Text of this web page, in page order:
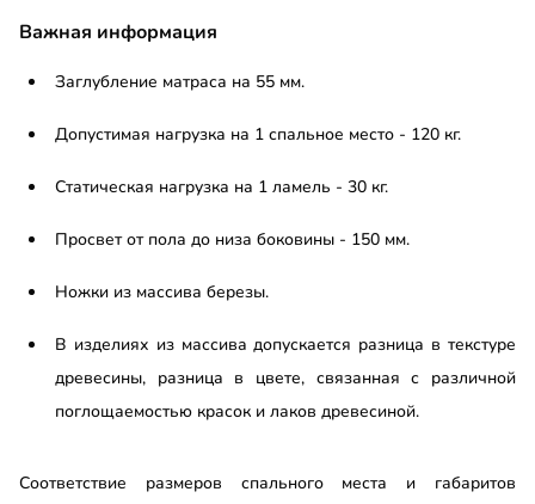
Важная информация
Заглубление матраса на 55 мм.
Допустимая нагрузка на 1 спальное место - 120 кг.
Статическая нагрузка на 1 ламель - 30 кг.
Просвет от пола до низа боковины - 150 мм.
Ножки из массива березы.
В изделиях из массива допускается разница в текстуре
древесины, разница в цвете, связанная с различной
поглощаемостью красок и лаков древесиной.
Соответствие размеров спального места и габаритов